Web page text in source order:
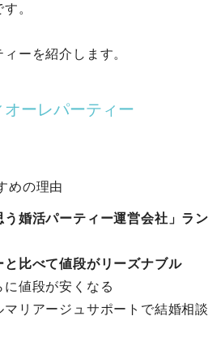
。
ーを紹介します。
オーレパーティー
めの理由
う婚活パーティー運営会社」ラン
比べて値段がリーズナブル
に値段が安くなる
マリアージュサポートで結婚相談